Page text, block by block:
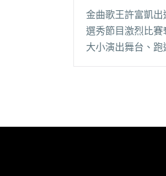
會
金曲歌王許富凱出
選秀節目激烈比
大小演出舞台、跑
是多方發展，不
5/11在高流舉辦「